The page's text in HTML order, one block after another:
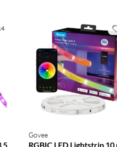
5
Govee
RGBIC LED Lightstrip 10